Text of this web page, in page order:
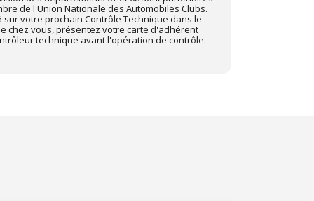
sur votre prochain Contrôle Technique dans le
chez vous, présentez-votre carte d'adhérent
toute opération de contrôle.